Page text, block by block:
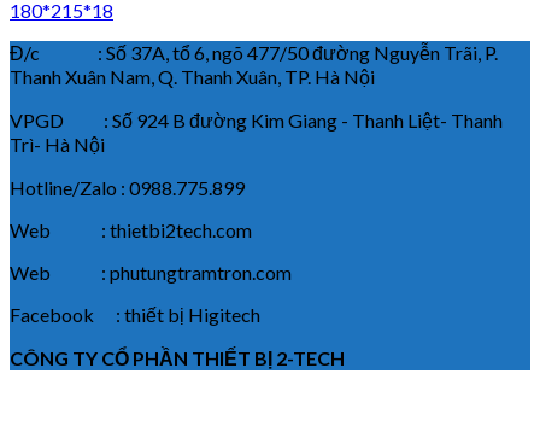
180*215*18
Đ/c : Số 37A, tổ 6, ngõ 477/50 đường Nguyễn Trãi, P.
Thanh Xuân Nam, Q. Thanh Xuân, TP. Hà Nội
VPGD : Số 924 B đường Kim Giang - Thanh Liệt- Thanh
Trì- Hà Nội
Hotline/Zalo : 0988.775.899
Web : thietbi2tech.com
Web : phutungtramtron.com
Facebook : thiết bị Higitech
CÔNG TY CỔ PHẦN THIẾT BỊ 2-TECH